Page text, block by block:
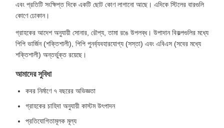
এবং প্রতিটি সংক্ষিপ্ত দিকে একটি ছোট কোণ লাগানো আছে। এদিকে স্টিলের বারগুলি
কোণে ঢোকান।
গ্রাহকের আদেশ অনুযায়ী সোনার, রৌপ্য, তামা রঙে উপলব্ধ। উপাদান বিকল্পগুলির মধ্যে
পিপি ভার্জিন (শক্তিশালী), পিপি পুনর্ব্যবহারযোগ্য (সস্তা) এবং এবিএস (সবের মধ্যে
শক্তিশালী) অন্তর্ভুক্ত রয়েছে।
আমাদের সুবিধা
কবর নির্মাণে ৭ বছরের অভিজ্ঞতা
গ্রাহকের চাহিদা অনুযায়ী কাস্টম উৎপাদন
প্রতিযোগিতামূলক মূল্য